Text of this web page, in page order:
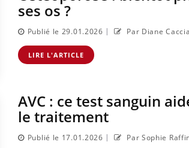
ses os ?
Publié le 29.01.2026 | Par Diane
LIRE L'ARTICLE
AVC : ce test sanguin
le traitement
Publié le 17.01.2026 | Par Sophie